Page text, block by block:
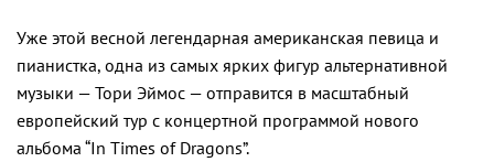
Уже этой весной легендарная американская певица и
пианистка, одна из самых ярких фигур альтернативной
музыки — Тори Эймос — отправится в масштабный
европейский тур с концертной программой нового
альбома “In Times of Dragons”.